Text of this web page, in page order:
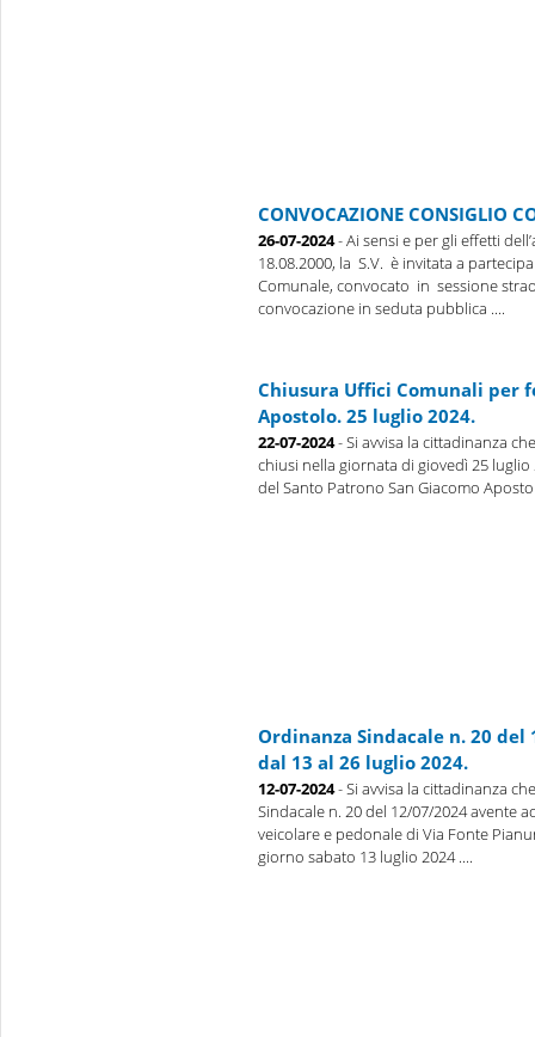
CONVOCAZIONE CONSIGLIO
26-07-2024- Ai sensi e per gli effetti
18.08.2000, la S.V. è invitata a
Comunale, convocato in sessione
convocazione in seduta pubblica ....
Chiusura Uffici Comunali per
Apostolo. 25 luglio 2024.
22-07-2024- Si avvisa la cittadinanza
chiusi nella giornata di giovedì 25
del Santo Patrono San Giacomo
Ordinanza Sindacale n. 20
dal 13 al 26 luglio 2024.
12-07-2024- Si avvisa la cittadinanza
Sindacale n. 20 del 12/07/2024 avente
veicolare e pedonale di Via Fonte
giorno sabato 13 luglio 2024 ....